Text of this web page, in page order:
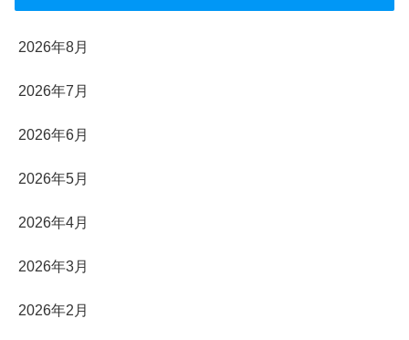
2026年8月
2026年7月
2026年6月
2026年5月
2026年4月
2026年3月
2026年2月